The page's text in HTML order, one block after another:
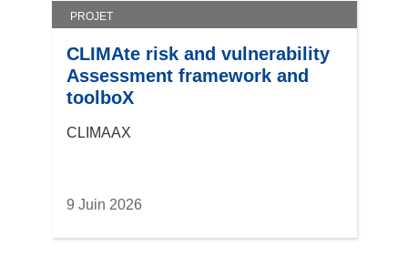
PROJET
CLIMAte risk and vulnerability
Assessment framework and
toolboX
CLIMAAX
9 Juin 2026